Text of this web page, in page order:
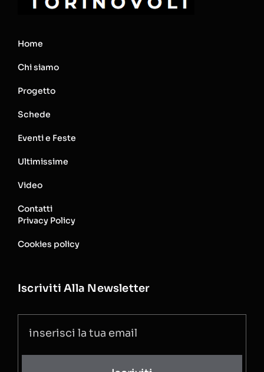
Home
Chi siamo
Progetto
Schede
Eventi e Feste
Ultimissime
Video
Contatti
Privacy Policy
Cookies policy
Iscriviti Alla Newsletter